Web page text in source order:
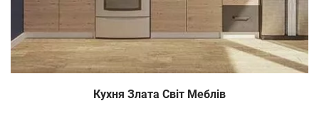
Кухня Злата Світ Меблів